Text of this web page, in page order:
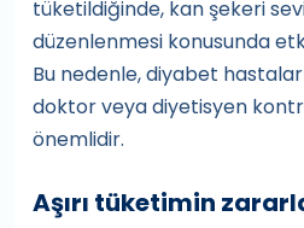
tüketildiğinde, kan şekeri
düzenlenmesi konusunda
Bu nedenle, diyabet
doktor veya diyetisyen
önemlidir.
Aşırı tüketimin